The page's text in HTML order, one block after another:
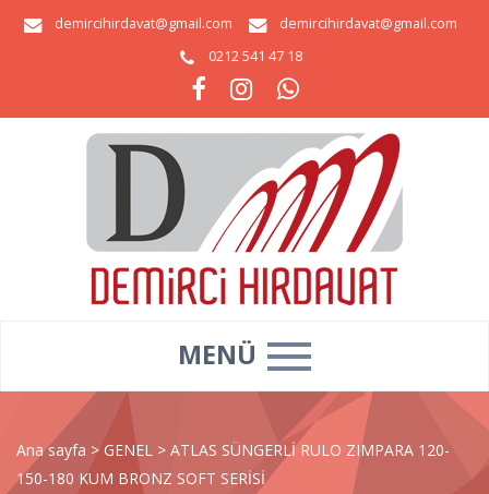
demircihirdavat@gmail.com
demircihirdavat@gmail.com
0212 541 47 18
MENÜ
Ana sayfa > GENEL > ATLAS SÜNGERLİ RULO ZIMPARA 120-
150-180 KUM BRONZ SOFT SERİSİ